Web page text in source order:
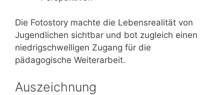
Die Fotostory machte die Lebensrealität von
Jugendlichen sichtbar und bot zugleich einen
niedrigschwelligen Zugang für die
pädagogische Weiterarbeit.
Auszeichnung